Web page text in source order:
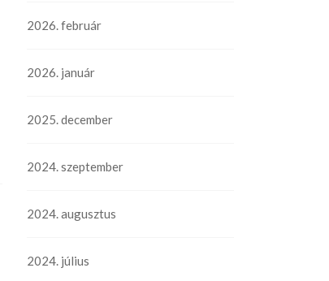
2026. február
2026. január
2025. december
2024. szeptember
2024. augusztus
2024. július